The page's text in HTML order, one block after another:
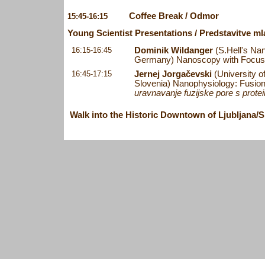
15:45-16:15
Coffee Break / Odmor
Young Scientist Presentations / Predstavitve
16:15-16:45 Dominik Wildanger(S.Hell's
Germany) Nanoscopy with
16:45-17:15 Jernej Jorgačevski(University of
Slovenia) Nanophysiology:
uravnavanje fuzijske pore s
Walk into the Historic Downtown of Ljubljana/